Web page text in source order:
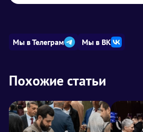
Мы в Телеграм Мы в ВК
Похожие статьи